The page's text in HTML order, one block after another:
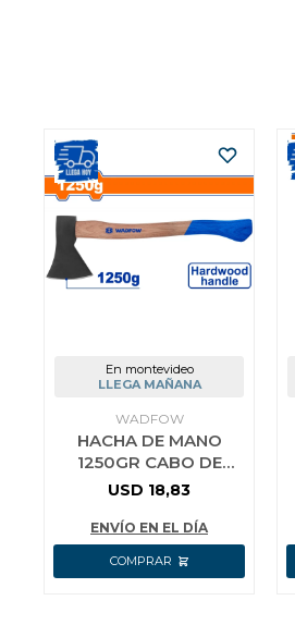
En montevideo
LLEGA MAÑANA
WADFOW
HACHA DE MANO
1250GR CABO DE
MADERA WADFOW
USD 18,83
ENVÍO EN EL DÍA